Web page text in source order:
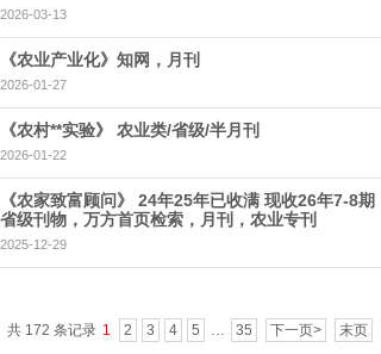
2026-03-13
《农业产业化》知网，月刊
2026-01-27
《农村**实验》 农业类/省级/半月刊
2026-01-22
《农家致富顾问》 24年25年已收满 现收26年7-8期
省级刊物，万方首页检索，月刊，农业专刊
2025-12-29
共 172 条记录 1 2 3 4 5 … 35 下一页> 末页